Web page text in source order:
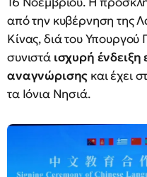
από την κυβέρνηση της
Κίνας, διά του Υπουργού
συνιστά ισχυρή
αναγνώρισης και έχει
τα Ιόνια Νησιά.